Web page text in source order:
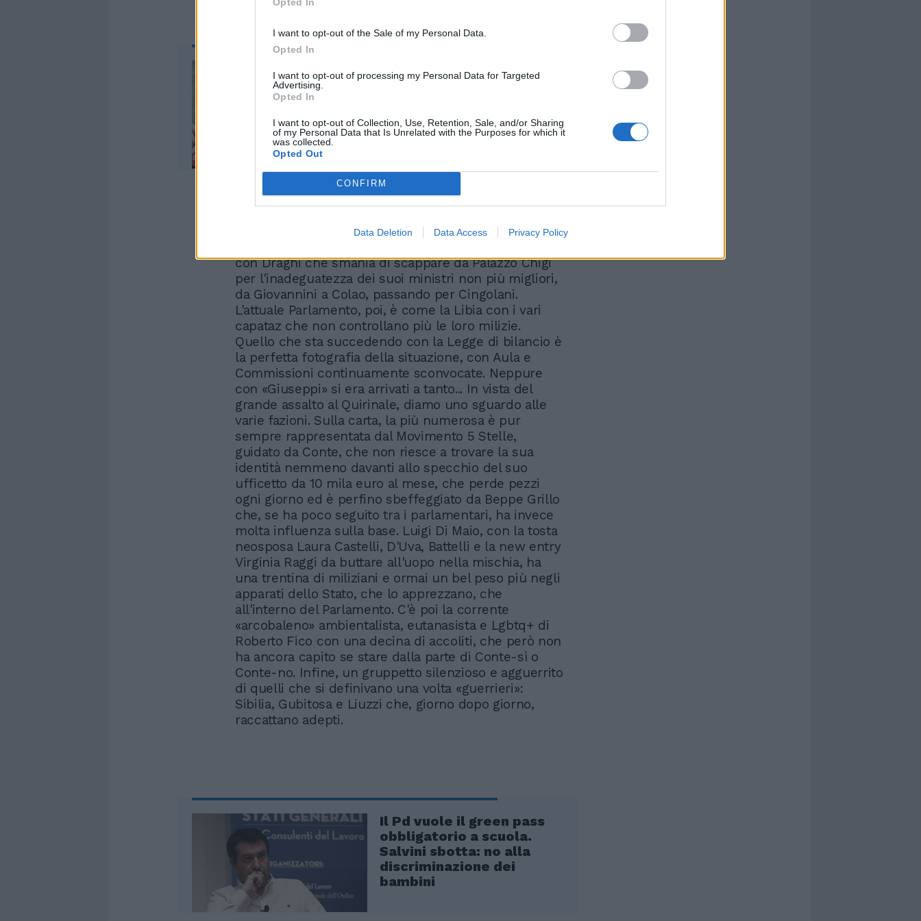
I want to opt-out of the Sale of my Personal Data.
Opted In
I want to opt-out of processing my Personal Data for Targeted
Advertising.
Opted In
I want to opt-out of Collection, Use, Retention, Sale, and/or Sharing
of my Personal Data that Is Unrelated with the Purposes for which it
was collected.
Opted Out
CONFIRM
Data Deletion Data Access Privacy Policy
Salvini blocca Draghi e
libera il Colle per il Cav
con Draghi che smania di scappare da Palazzo Chigi
per l'inadeguatezza dei suoi ministri non più migliori,
da Giovannini a Colao, passando per Cingolani.
L'attuale Parlamento, poi, è come la Libia con i vari
capataz che non controllano più le loro milizie.
Quello che sta succedendo con la Legge di bilancio è
la perfetta fotografia della situazione, con Aula e
Commissioni continuamente sconvocate. Neppure
con «Giuseppi» si era arrivati a tanto... In vista del
grande assalto al Quirinale, diamo uno sguardo alle
varie fazioni. Sulla carta, la più numerosa è pur
sempre rappresentata dal Movimento 5 Stelle,
guidato da Conte, che non riesce a trovare la sua
identità nemmeno davanti allo specchio del suo
ufficetto da 10 mila euro al mese, che perde pezzi
ogni giorno ed è perfino sbeffeggiato da Beppe Grillo
che, se ha poco seguito tra i parlamentari, ha invece
molta influenza sulla base. Luigi Di Maio, con la tosta
neosposa Laura Castelli, D'Uva, Battelli e la new entry
Virginia Raggi da buttare all'uopo nella mischia, ha
una trentina di miliziani e ormai un bel peso più negli
apparati dello Stato, che lo apprezzano, che
all'interno del Parlamento. C'è poi la corrente
«arcobaleno» ambientalista, eutanasista e Lgbtq+ di
Roberto Fico con una decina di accoliti, che però non
ha ancora capito se stare dalla parte di Conte-sì o
Conte-no. Infine, un gruppetto silenzioso e agguerrito
di quelli che si definivano una volta «guerrieri»:
Sibilia, Gubitosa e Liuzzi che, giorno dopo giorno,
raccattano adepti.
Il Pd vuole il green pass
obbligatorio a scuola.
Salvini sbotta: no alla
discriminazione dei
bambini